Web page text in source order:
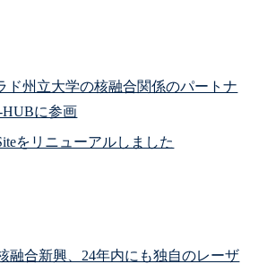
ド州立大学の核融合関係のパートナ
HUBに参画
をリニューアルしました
融合新興、24年内にも独自のレーザ